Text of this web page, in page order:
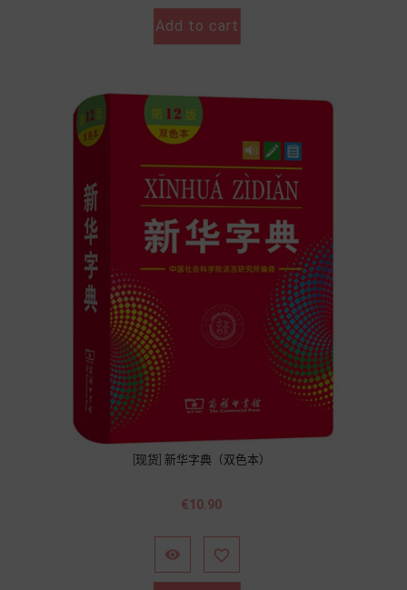
Add to cart
[现货] 新华字典（双色本）
價
€10.90
 